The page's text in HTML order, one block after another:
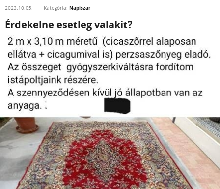
2023.10.05. Kategória: Napiszar
Érdekelne esetleg valakit?